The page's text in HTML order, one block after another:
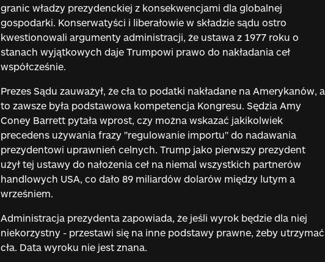
granic władzy prezydenckiej z konsekwencjami dla globalnej
gospodarki. Konserwatyści i liberałowie w składzie sądu ostro
kwestionowali argumenty administracji, że ustawa z 1977 roku o
stanach wyjątkowych daje Trumpowi prawo do nakładania ceł
współcześnie.
Prezes Sądu zauważył, że cła to podatki nakładane na Amerykanów, a
to zawsze była podstawowa kompetencja Kongresu. Sędzia Amy
Coney Barrett pytała wprost, czy można wskazać jakikolwiek
precedens używania frazy "regulowanie importu" do nadawania
prezydentowi uprawnień celnych. Trump jako pierwszy prezydent
użył tej ustawy do nałożenia ceł na niemal wszystkich partnerów
handlowych USA, co dało 89 miliardów dolarów między lutym a
wrześniem.
Administracja prezydenta zapowiada, że jeśli wyrok będzie dla niej
niekorzystny - przestawi się na inne podstawy prawne, żeby utrzymać
cła. Data wyroku nie jest znana.